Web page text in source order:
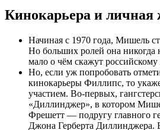
Кинокарьера и личная
Начиная с 1970 года, Мишель
Но больших ролей она никогда
мало о чём скажут российскому
Но, если уж попробовать
кинокарьеры Филлипс, то
участием. Во-первых,
«Диллинджер», в котором
Фрешетт — подругу главного
Джона Герберта Диллинджера.